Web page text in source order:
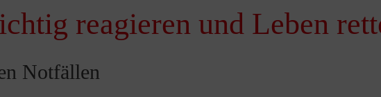
reagieren und Leben
Notfällen